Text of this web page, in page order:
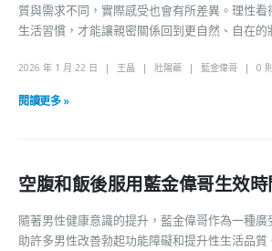
質與需求不同，實際感受也會有所差異。理性
生活習慣，才能讓親密關係回到更自然、自在的
2026 年 1 月 22 日 王晶 壯陽藥 藍金偉哥 0
閱讀更多 »
空腹和飯後服用藍金偉哥生效
隨著男性健康意識的提升，藍金偉哥作為一種
助許多男性改善勃起功能障礙和提升性生活品